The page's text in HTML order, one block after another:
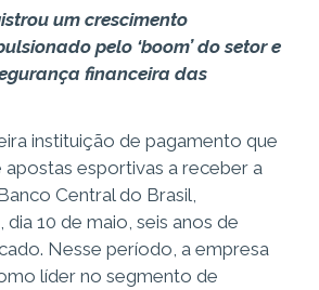
um crescimento
pelo ‘boom’ do setor e
financeira das
instituição de pagamento que
esportivas a receber a
Central do Brasil,
10 de maio, seis anos de
Nesse período, a empresa
líder no segmento de